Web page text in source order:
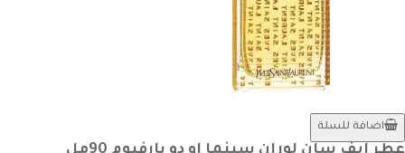
اضافة للسلة